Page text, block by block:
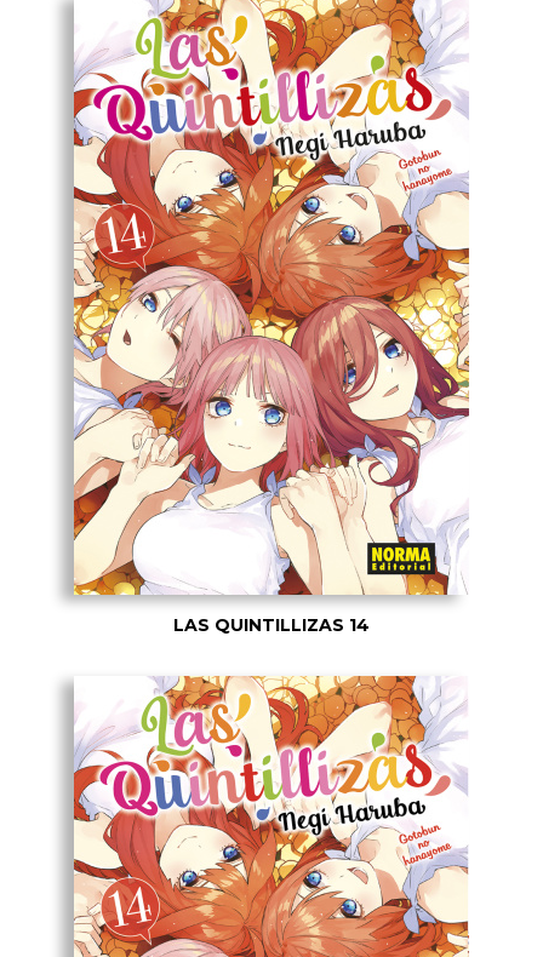
LAS QUINTILLIZAS 14